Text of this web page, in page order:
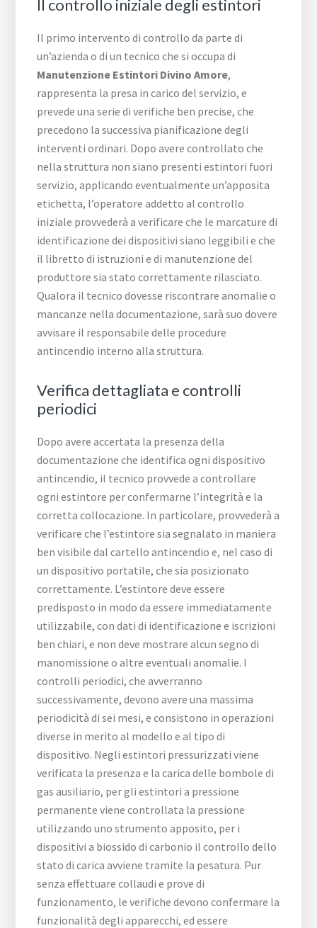
Il controllo iniziale degli estintori
Il primo intervento di controllo da parte di
un’azienda o di un tecnico che si occupa di
Manutenzione Estintori Divino Amore,
rappresenta la presa in carico del servizio, e
prevede una serie di verifiche ben precise, che
precedono la successiva pianificazione degli
interventi ordinari. Dopo avere controllato che
nella struttura non siano presenti estintori fuori
servizio, applicando eventualmente un’apposita
etichetta, l’operatore addetto al controllo
iniziale provvederà a verificare che le marcature di
identificazione dei dispositivi siano leggibili e che
il libretto di istruzioni e di manutenzione del
produttore sia stato correttamente rilasciato.
Qualora il tecnico dovesse riscontrare anomalie o
mancanze nella documentazione, sarà suo dovere
avvisare il responsabile delle procedure
antincendio interno alla struttura.
Verifica dettagliata e controlli
periodici
Dopo avere accertata la presenza della
documentazione che identifica ogni dispositivo
antincendio, il tecnico provvede a controllare
ogni estintore per confermarne l’integrità e la
corretta collocazione. In particolare, provvederà a
verificare che l’estintore sia segnalato in maniera
ben visibile dal cartello antincendio e, nel caso di
un dispositivo portatile, che sia posizionato
correttamente. L’estintore deve essere
predisposto in modo da essere immediatamente
utilizzabile, con dati di identificazione e iscrizioni
ben chiari, e non deve mostrare alcun segno di
manomissione o altre eventuali anomalie. I
controlli periodici, che avverranno
successivamente, devono avere una massima
periodicità di sei mesi, e consistono in operazioni
diverse in merito al modello e al tipo di
dispositivo. Negli estintori pressurizzati viene
verificata la presenza e la carica delle bombole di
gas ausiliario, per gli estintori a pressione
permanente viene controllata la pressione
utilizzando uno strumento apposito, per i
dispositivi a biossido di carbonio il controllo dello
stato di carica avviene tramite la pesatura. Pur
senza effettuare collaudi e prove di
funzionamento, le verifiche devono confermare la
funzionalità degli apparecchi, ed essere